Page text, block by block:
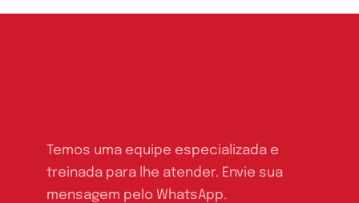
Temos uma equipe especializada e
treinada para lhe atender. Envie sua
mensagem pelo WhatsApp.